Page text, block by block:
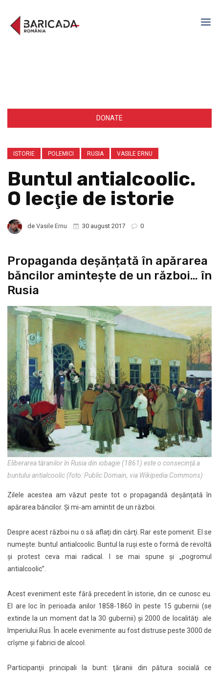
DONATE
ISTORIE POLEMICI RUSIA VASILE ERNU
Buntul antialcoolic.
O lecţie de istorie
de Vasile Ernu 30 august 2017 0
Propaganda deșănțată în apărarea
băncilor amintește de un război… în
Rusia
Eliberarea tăranilor în Rusia din iobagie (1861) este o consecință a
buntului antialcoolic (foto: Public Domain, via Wikipedia Commons)
Zilele acestea am văzut peste tot o propagandă deşănţată în
apărarea băncilor. Şi mi-am amintit de un război.
Despre acest război nu o să aflaţi din cărţi. Rar este pomenit. El se
numeşte: buntul antialcoolic. Buntul la ruşi este o formă de revoltă
şi protest ceva mai radical. I se mai spune şi „pogromul
antialcoolic”.
Acest eveniment este fără precedent în istorie, din ce cunosc eu.
El are loc în perioada anilor 1858-1860 în peste 15 gubernii (se
extinde la un moment dat la 30 gubernii) şi 2000 de localităţi ale
Imperiului Rus. În acele evenimente au fost distruse peste 3000 de
crîşme şi fabrici de alcool.
Participanţii principali la bunt: ţăranii din pătura socială ce